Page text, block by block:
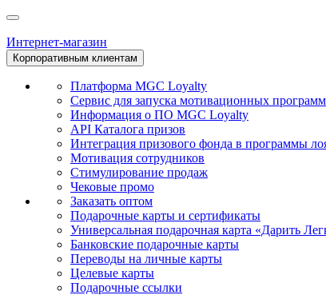
Интернет-магазин
Корпоративным клиентам
Платформа MGC Loyalty
Сервис для запуска мотивационных
Информация о ПО MGC Loyalty
API Каталога призов
Интеграция призового фонда в программы
Мотивация сотрудников
Стимулирование продаж
Чековые промо
Заказать оптом
Подарочные карты и сертификаты
Универсальная подарочная карта «Дарить
Банковские подарочные карты
Переводы на личные карты
Целевые карты
Подарочные ссылки